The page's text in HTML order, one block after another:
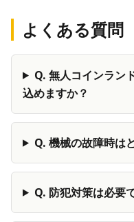
よくある質問
Q. 無人コインラン
込めますか？
Q. 機械の故障時は
Q. 防犯対策は必要